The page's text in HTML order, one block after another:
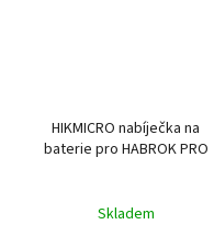
HIKMICRO nabíječka na
baterie pro HABROK PRO
Skladem